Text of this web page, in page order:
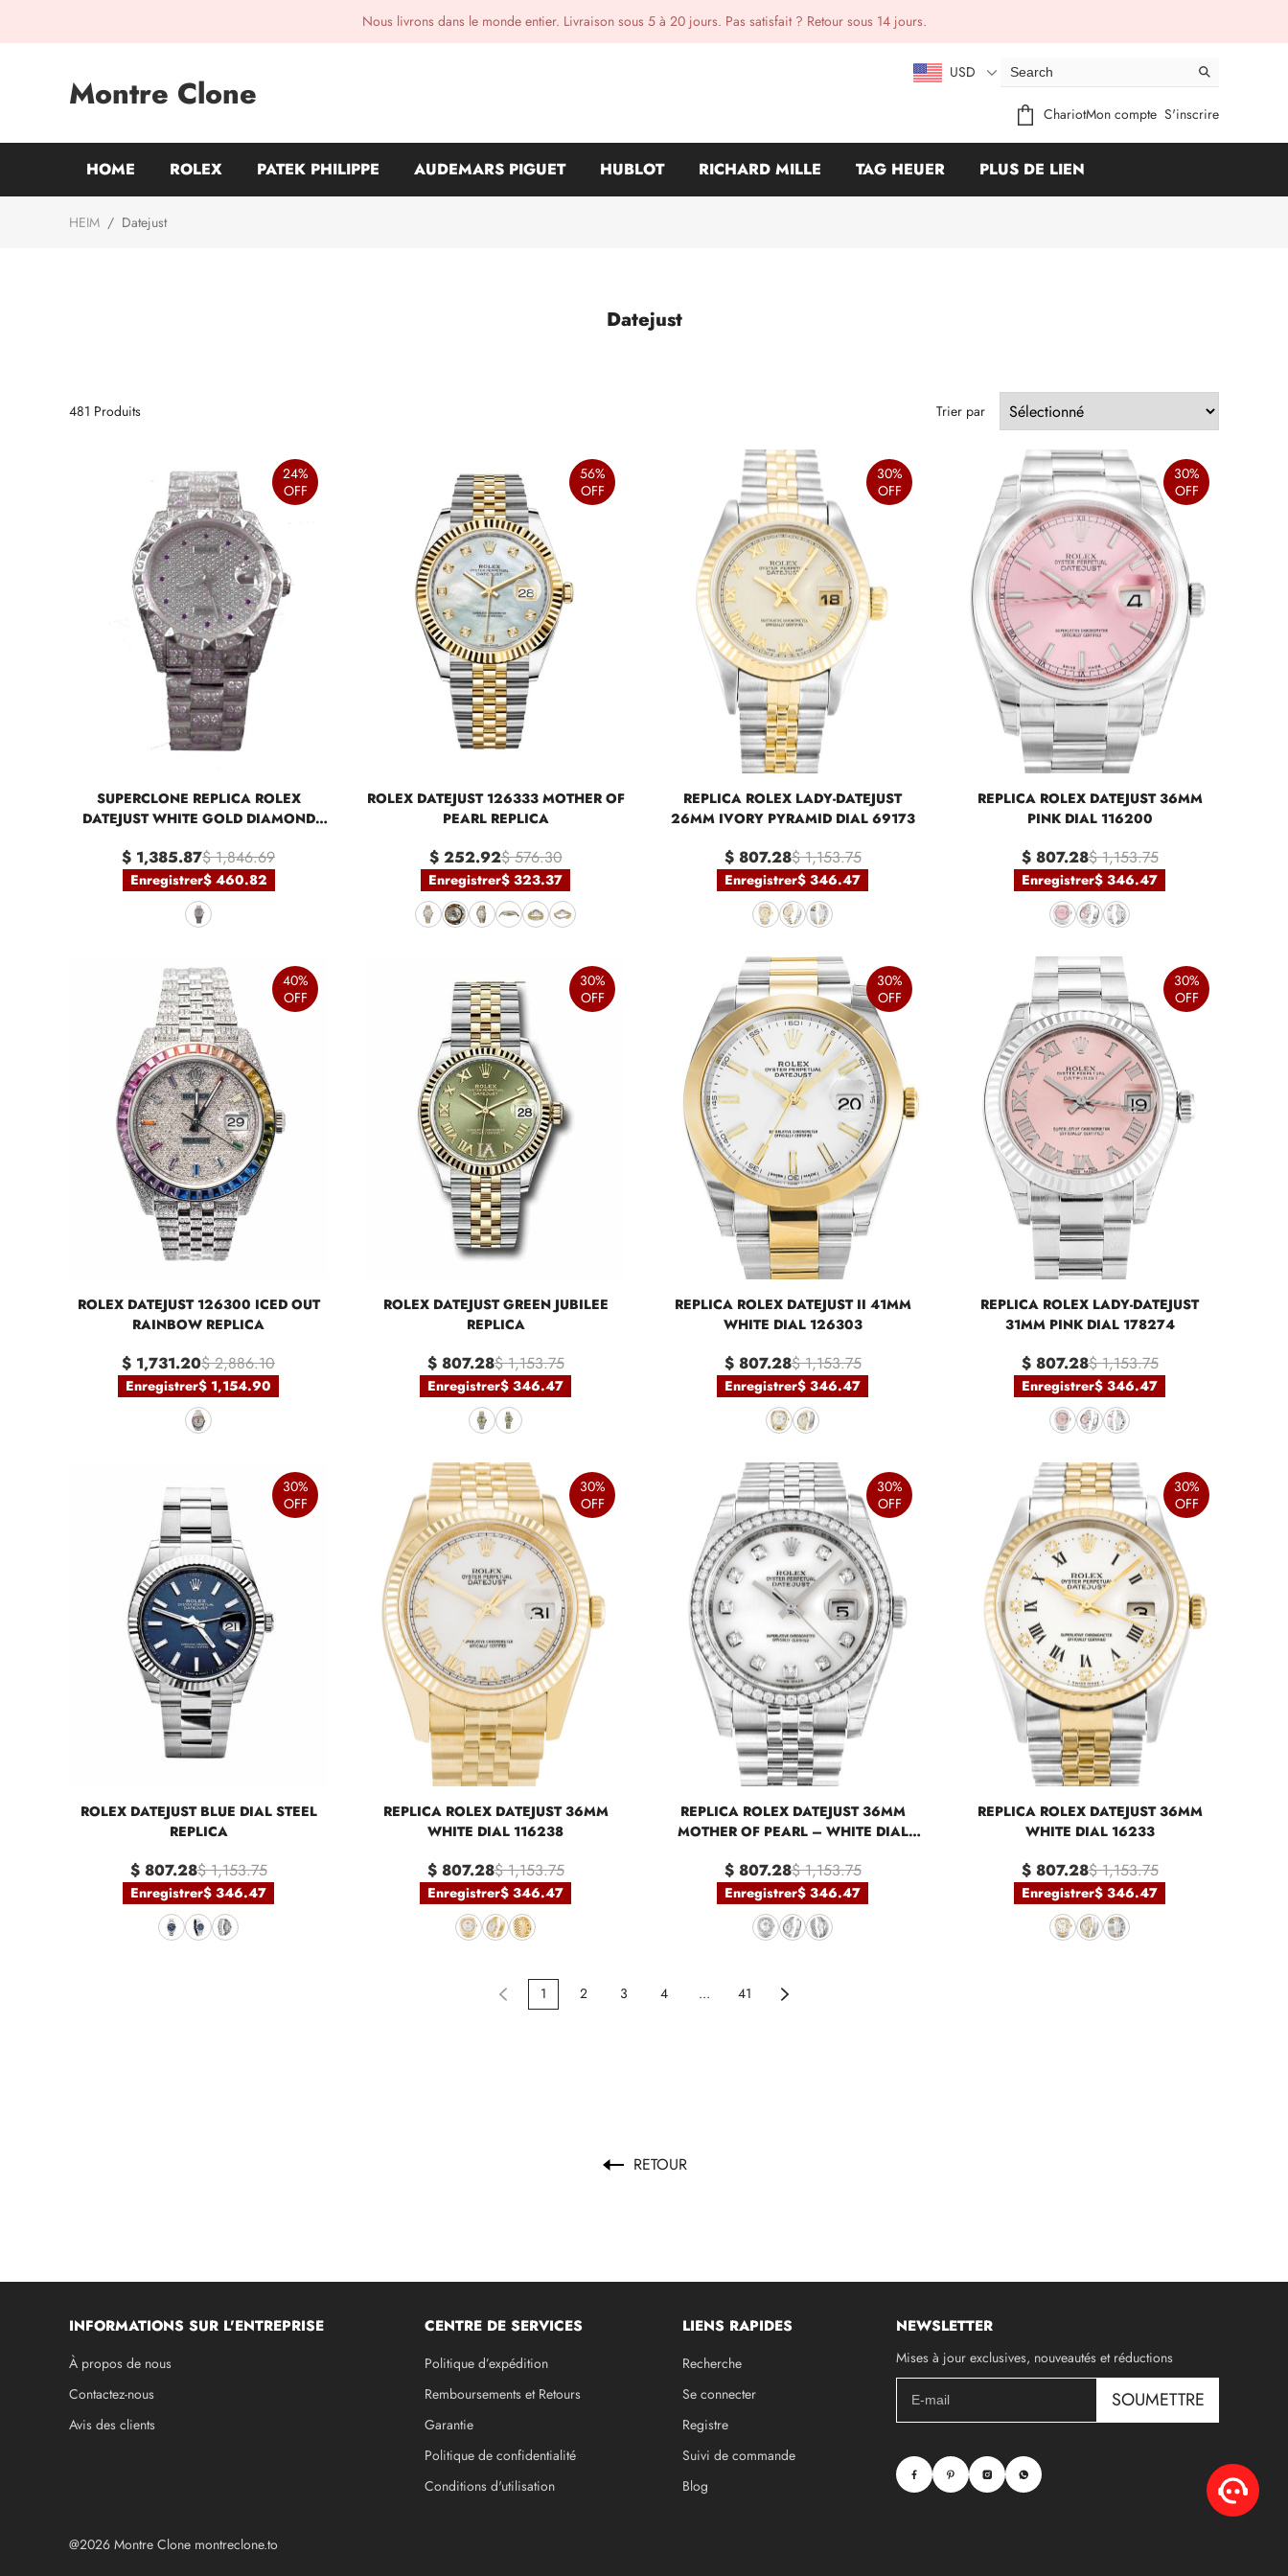
Nous livrons dans le monde entier. Livraison sous 5 à 20 jours. Pas satisfait ? Retour sous 14 jours.
Montre Clone
USD
ChariotMon compte S'inscrire
HOME ROLEX PATEK PHILIPPE AUDEMARS PIGUET HUBLOT RICHARD MILLE TAG HEUER PLUS DE LIEN
HEIM / Datejust
Datejust
481 Produits Trier par
24%
OFF
SUPERCLONE REPLICA ROLEX
DATEJUST WHITE GOLD DIAMOND
$ 1,385.87$ 1,846.69
Enregistrer$ 460.82
56%
OFF
ROLEX DATEJUST 126333 MOTHER OF
PEARL REPLICA
$ 252.92$ 576.30
Enregistrer$ 323.37
30%
OFF
REPLICA ROLEX LADY-DATEJUST
26MM IVORY PYRAMID DIAL 69173
$ 807.28$ 1,153.75
Enregistrer$ 346.47
30%
OFF
REPLICA ROLEX DATEJUST 36MM
PINK DIAL 116200
$ 807.28$ 1,153.75
Enregistrer$ 346.47
40%
OFF
ROLEX DATEJUST 126300 ICED OUT
RAINBOW REPLICA
$ 1,731.20$ 2,886.10
Enregistrer$ 1,154.90
30%
OFF
ROLEX DATEJUST GREEN JUBILEE
REPLICA
$ 807.28$ 1,153.75
Enregistrer$ 346.47
30%
OFF
REPLICA ROLEX DATEJUST II 41MM
WHITE DIAL 126303
$ 807.28$ 1,153.75
Enregistrer$ 346.47
30%
OFF
REPLICA ROLEX LADY-DATEJUST
31MM PINK DIAL 178274
$ 807.28$ 1,153.75
Enregistrer$ 346.47
30%
OFF
ROLEX DATEJUST BLUE DIAL STEEL
REPLICA
$ 807.28$ 1,153.75
Enregistrer$ 346.47
30%
OFF
REPLICA ROLEX DATEJUST 36MM
WHITE DIAL 116238
$ 807.28$ 1,153.75
Enregistrer$ 346.47
30%
OFF
REPLICA ROLEX DATEJUST 36MM
MOTHER OF PEARL – WHITE DIAL
$ 807.28$ 1,153.75
Enregistrer$ 346.47
30%
OFF
REPLICA ROLEX DATEJUST 36MM
WHITE DIAL 16233
$ 807.28$ 1,153.75
Enregistrer$ 346.47
1 2 3 4 ... 41
RETOUR
INFORMATIONS SUR L'ENTREPRISE
À propos de nous
Contactez-nous
Avis des clients
CENTRE DE SERVICES
Politique d’expédition
Remboursements et Retours
Garantie
Politique de confidentialité
Conditions d'utilisation
LIENS RAPIDES
Recherche
Se connecter
Registre
Suivi de commande
Blog
NEWSLETTER
Mises à jour exclusives, nouveautés et réductions
SOUMETTRE
@2026 Montre Clone montreclone.to